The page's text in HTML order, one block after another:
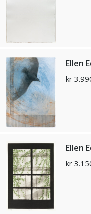
Ellen
kr
Ellen
kr